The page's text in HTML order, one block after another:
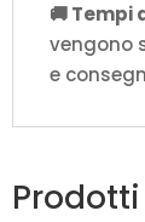
🚚 Tempi
vengono
e